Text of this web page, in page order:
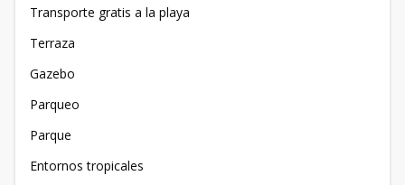
Transporte gratis a la playa
Terraza
Gazebo
Parqueo
Parque
Entornos tropicales